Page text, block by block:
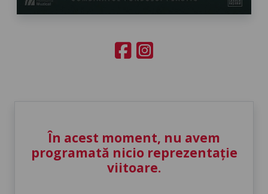
În acest moment, nu avem
programată nicio reprezentație
viitoare.